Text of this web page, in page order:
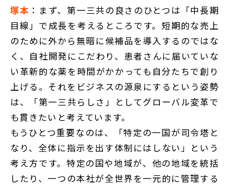
塚本 ：まず、第一三共の良さのひとつは「中長期
目線」で成長を考えるところです。短期的な売上
のために外から無暗に候補品を導入するのではな
く、自社開発にこだわり、患者さんに届いていな
い革新的な薬を時間がかかっても自分たちで創り
上げる。それをビジネスの源泉にするという姿勢
は、「第一三共らしさ」としてグローバル変革で
も貫きたいと考えています。
もうひとつ重要なのは、「特定の一国が司令塔と
なり、全体に指示を出す体制にはしない」という
考え方です。特定の国や地域が、他の地域を統括
したり、一つの本社が全世界を一元的に管理する